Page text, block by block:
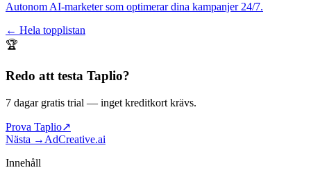
Autonom AI-marketer som optimerar dina kampanjer 24/7.
← Hela topplistan
🏆
Redo att testa Taplio?
7 dagar gratis trial — inget kreditkort krävs.
Prova Taplio↗
Nästa → AdCreative.ai
Innehåll